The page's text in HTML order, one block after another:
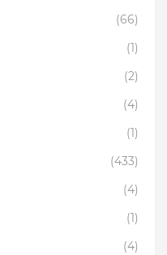
(66)
(1)
(2)
(4)
(1)
(433)
(4)
(1)
(4)